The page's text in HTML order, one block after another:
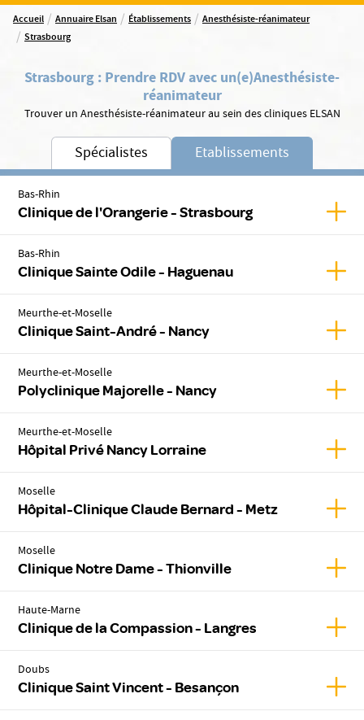
Accueil / Annuaire Elsan / Établissements / Anesthésiste-réanimateur
/ Strasbourg
Strasbourg : Prendre RDV avec un(e)Anesthésiste-
réanimateur
Trouver un Anesthésiste-réanimateur au sein des cliniques ELSAN
Spécialistes Etablissements
Bas-Rhin
Clinique de l'Orangerie - Strasbourg
Bas-Rhin
Clinique Sainte Odile - Haguenau
Meurthe-et-Moselle
Clinique Saint-André - Nancy
Meurthe-et-Moselle
Polyclinique Majorelle - Nancy
Meurthe-et-Moselle
Hôpital Privé Nancy Lorraine
Moselle
Hôpital-Clinique Claude Bernard - Metz
Moselle
Clinique Notre Dame - Thionville
Haute-Marne
Clinique de la Compassion - Langres
Doubs
Clinique Saint Vincent - Besançon